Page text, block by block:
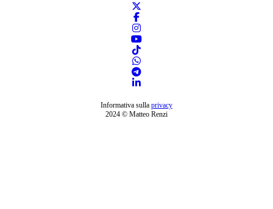
Informativa sulla privacy
2024 © Matteo Renzi